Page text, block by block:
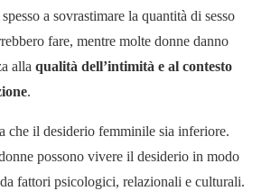
a sovrastimare la quantità di sesso
fare, mentre molte donne danno
alla qualità dell’intimità e al contesto
.
che il desiderio femminile sia inferiore.
possono vivere il desiderio in modo
fattori psicologici, relazionali e culturali.